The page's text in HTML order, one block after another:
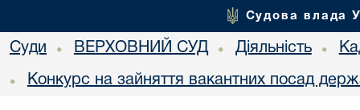
Судова влада
Суди • ВЕРХОВНИЙ СУД • Діяльність •
• Конкурс на зайняття вакантних посад